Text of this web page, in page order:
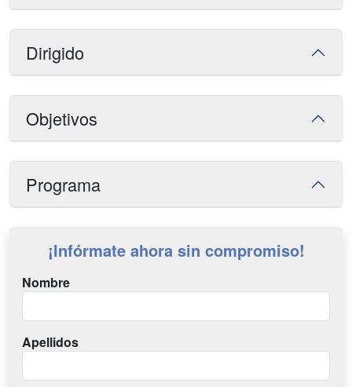
Dirigido
Objetivos
Programa
¡Infórmate ahora sin compromiso!
Nombre
Apellidos